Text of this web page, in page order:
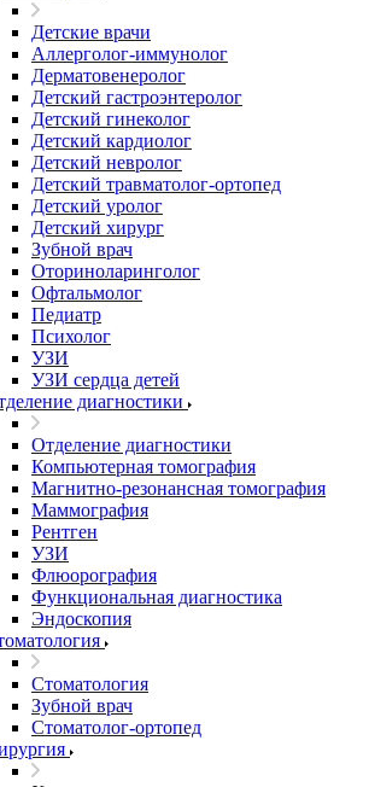
Детские врачи
Аллерголог-иммунолог
Дерматовенеролог
Детский гастроэнтеролог
Детский гинеколог
Детский кардиолог
Детский невролог
Детский травматолог-ортопед
Детский уролог
Детский хирург
Зубной врач
Оториноларинголог
Офтальмолог
Педиатр
Психолог
УЗИ
УЗИ сердца детей
диагностики
Отделение диагностики
Компьютерная томография
Магнитно-резонансная томография
Маммография
Рентген
УЗИ
Флюорография
Функциональная диагностика
Эндоскопия
Стоматология
Зубной врач
Стоматолог-ортопед